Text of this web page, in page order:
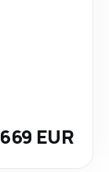
669 EUR